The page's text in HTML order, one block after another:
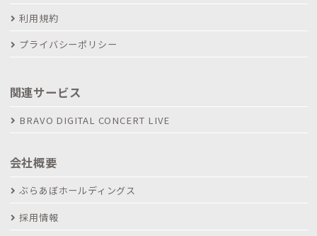
利用規約
プライバシーポリシー
関連サービス
BRAVO DIGITAL CONCERT LIVE
会社概要
ぶらあぼホールディングス
採用情報